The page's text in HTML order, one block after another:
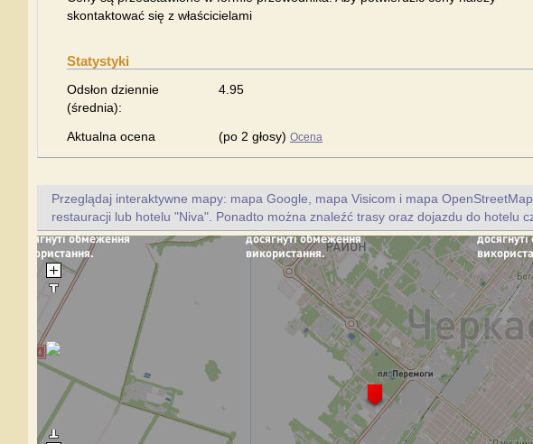
skontaktować się z właścicielami
Statystyki
Odsłon dziennie
(średnia):
4.95
Aktualna ocena (po 2 głosy) Ocena
Przeglądaj interaktywne mapy: mapa Google, mapa Visicom i mapa
restauracji lub hotelu "Niva". Ponadto można znaleźć trasy oraz dojazdu do hotelu